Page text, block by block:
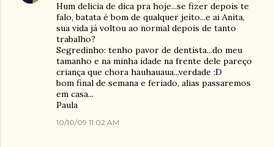
Hum delicia de dica pra hoje...se fizer depois te
falo, batata é bom de qualquer jeito...e ai Anita,
sua vida já voltou ao normal depois de tanto
trabalho?
Segredinho: tenho pavor de dentista...do meu
tamanho e na minha idade na frente dele pareço
criança que chora hauhauaua...verdade :D
bom final de semana e feriado, alias passaremos
em casa...
Paula
10/10/09 11:02 AM